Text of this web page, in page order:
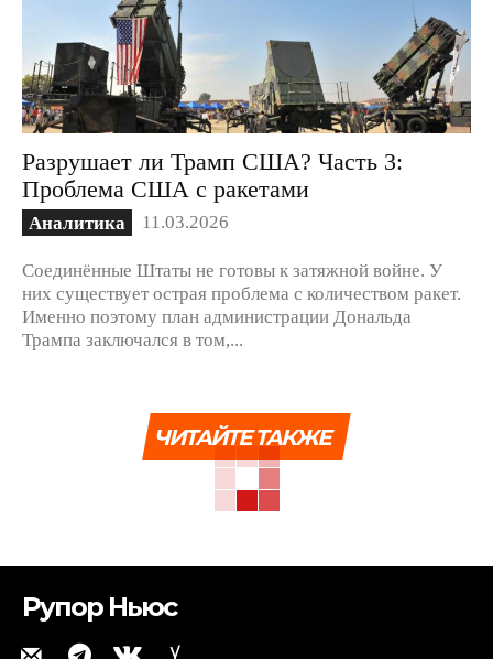
Разрушает ли Трамп США? Часть 3:
Проблема США с ракетами
Аналитика 11.03.2026
Соединённые Штаты не готовы к затяжной войне. У
них существует острая проблема с количеством ракет.
Именно поэтому план администрации Дональда
Трампа заключался в том,...
ЧИТАЙТЕ ТАКЖЕ
Рупор Ньюс